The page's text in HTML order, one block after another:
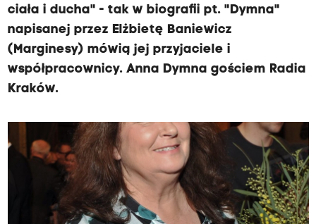
ciała i ducha" - tak w biografii pt. "Dymna"
napisanej przez Elżbietę Baniewicz
(Marginesy) mówią jej przyjaciele i
współpracownicy. Anna Dymna gościem Radia
Kraków.